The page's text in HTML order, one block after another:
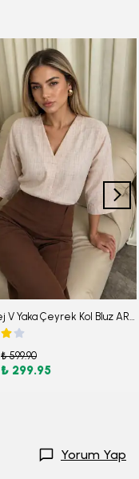
₺ 599.90
₺ 299.95
Yorum Yap